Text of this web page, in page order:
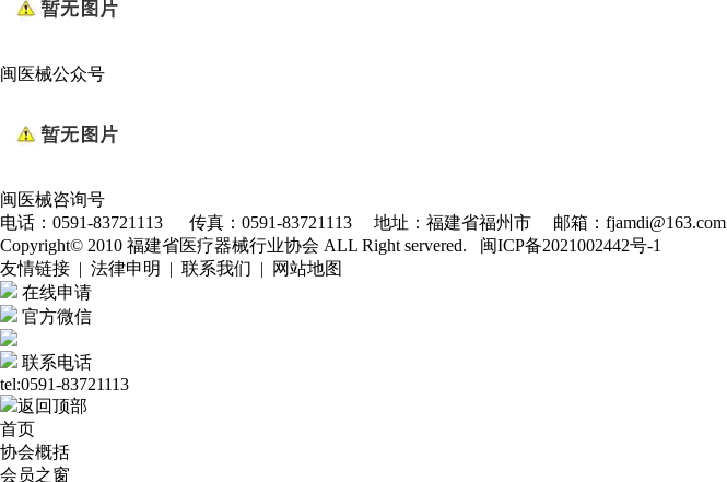
闽医械公众号
闽医械咨询号
电话：0591-83721113 传真：0591-83721113 地址：福建省福州市 邮箱：fjamdi@163.com
Copyright© 2010 福建省医疗器械行业协会 ALL Right servered. 闽ICP备2021002442号-1
友情链接 | 法律申明 | 联系我们 | 网站地图
在线申请
官方微信
联系电话
tel:0591-83721113
返回顶部
首页
协会概括
会员之窗